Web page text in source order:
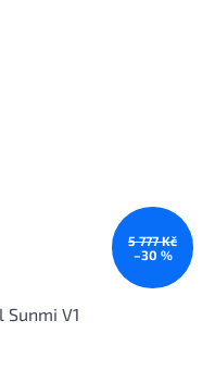
5 777 Kč
–30 %
V1